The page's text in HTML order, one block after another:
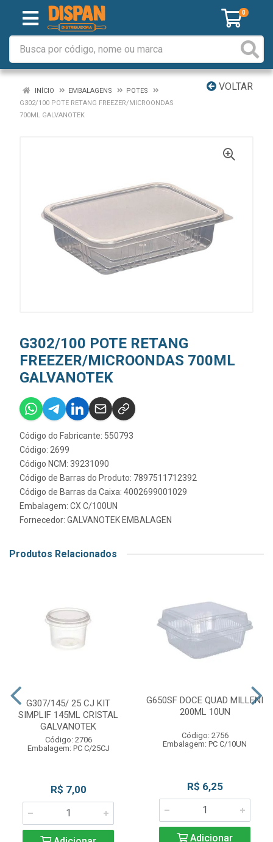
0
VOLTAR
INÍCIO EMBALAGENS
POTES
G302/100 POTE RETANG FREEZER/MICROONDAS
700ML GALVANOTEK
G302/100 POTE RETANG
FREEZER/MICROONDAS 700ML
GALVANOTEK
Código do Fabricante: 550793
Código: 2699
Código NCM: 39231090
Código de Barras do Produto: 7897511712392
Código de Barras da Caixa: 4002699001029
Embalagem: CX C/100UN
Fornecedor: GALVANOTEK EMBALAGEN
Produtos Relacionados
G307/145/ 25 CJ KIT
SIMPLIF 145ML CRISTAL
GALVANOTEK
Código: 2706
Embalagem: PC C/25CJ
R$ 7,00
G650SF DOCE QUAD MILLENI
200ML 10UN
Código: 2756
Embalagem: PC C/10UN
R$ 6,25
Adicionar